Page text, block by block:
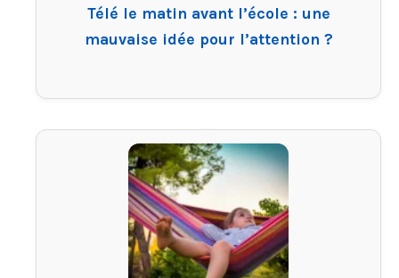
Télé le matin avant l’école : une
mauvaise idée pour l’attention ?